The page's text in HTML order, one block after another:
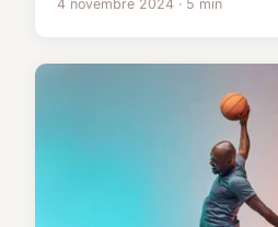
4 novembre 2024 · 5 min